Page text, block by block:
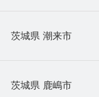
茨城県 潮来市
茨城県 鹿嶋市